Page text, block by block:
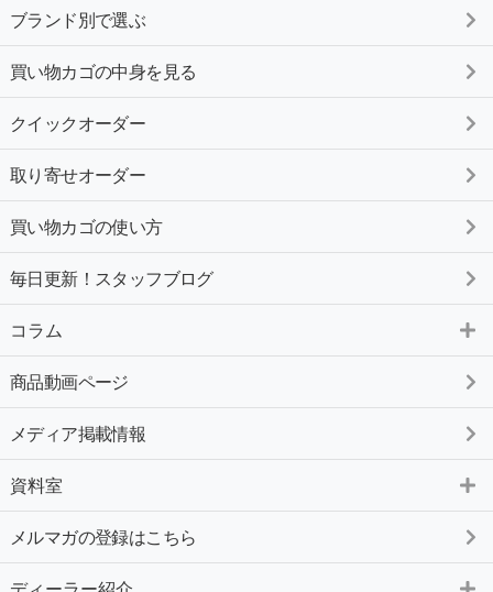
ブランド別で選ぶ
買い物カゴの中身を見る
クイックオーダー
取り寄せオーダー
買い物カゴの使い方
毎日更新！スタッフブログ
コラム
商品動画ページ
メディア掲載情報
資料室
メルマガの登録はこちら